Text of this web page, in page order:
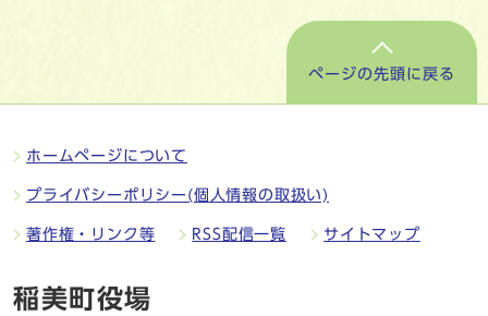
ページの先頭に戻る
ホームページについて
プライバシーポリシー(個人情報の取扱い)
著作権・リンク等 RSS配信一覧 サイトマップ
稲美町役場